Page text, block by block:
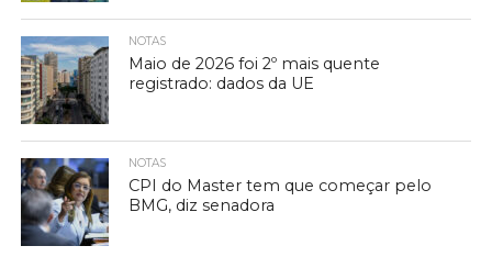
NOTAS
Maio de 2026 foi 2º mais quente
registrado: dados da UE
NOTAS
CPI do Master tem que começar pelo
BMG, diz senadora